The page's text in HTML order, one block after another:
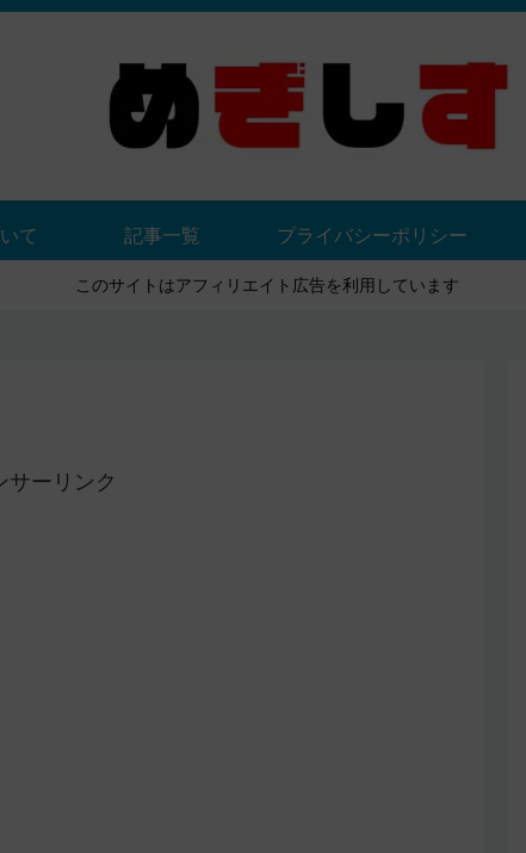
て 記事一覧 プライバシーポリシー
このサイトはアフィリエイト広告を利用しています
サーリンク